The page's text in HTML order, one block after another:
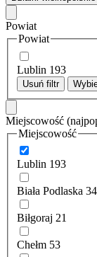
Powiat
Powiat
Lublin 193
Usuń filtr
Miejscowość
Miejscowość
Lublin 193
Biała Podlaska 34
Biłgoraj 21
Chełm 53